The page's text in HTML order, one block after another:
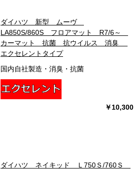
ダイハツ 新型 ムーヴ
LA850S/860S フロアマット R7/6～
カーマット 抗菌 抗ウイルス 消臭
エクセレントタイプ
国内自社製造・消臭・抗菌
￥10,300
ダイハツ ネイキッド Ｌ750Ｓ/760Ｓ